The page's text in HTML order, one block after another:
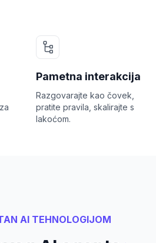
Pametna interakcija
Razgovarajte kao čovek,
pratite pravila, skalirajte s
lakoćom.
AI TEHNOLOGIJOM